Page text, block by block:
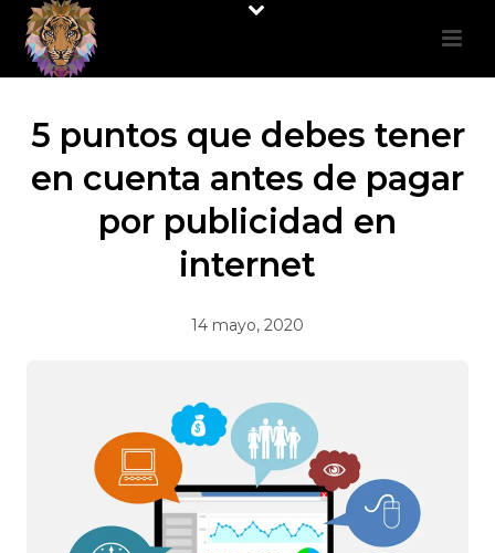
5 puntos que debes tener
en cuenta antes de pagar
por publicidad en
internet
14 mayo, 2020